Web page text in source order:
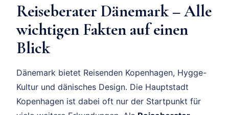
Reiseberater Dänemark – Alle
wichtigen Fakten auf einen
Blick
Dänemark bietet Reisenden Kopenhagen, Hygge-
Kultur und dänisches Design. Die Hauptstadt
Kopenhagen ist dabei oft nur der Startpunkt für